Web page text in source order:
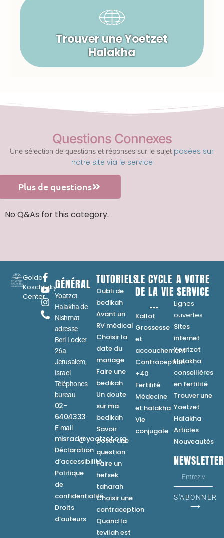
Trouver une Yoetzet
Halakha
Questions Connexes
Une sélection de questions et réponses sur le sujet posées sur
notre site via le service
Plus de questions
No Q&As for this category.
Golda
Koschitzky
Center
GÉNÉRAL
Yoatzot
Halakha de
Nishmat
adresse
Berl Locker
26a
Jerusalem,
Israel
Téléphones
bureau
02-
6404333
E-mail
misrad@yoatzot.org
Déclaration
d’accessibilité
Politique
de
confidentialité
Droits
d’auteurs
TUTORIELS
Oubli de
bedikah
Avant un
RV médical
Choisir la
date du
mariage
Faire une
bedikah
Un doute
sur ma
bedikah
Savoir
poser une
question
Faire un
hefsek
taharah
Choisir une
contraception
Quand la
tevilah est
LE CYCLE
DE LA VIE
...
Kallot
Grossesse
et
accouchement
Contraception
+40
Fertilité
Médecine
et halakha
Vie
conjugale
A VOTRE
SERVICE
Lignes
ouvertes
Sites
internet
Yoatzot
Halakha
conseillères
en fertilité
Trouver une
Yoetzet
Halakha
Articles
Nouveautés
S'ABONNER
⟶